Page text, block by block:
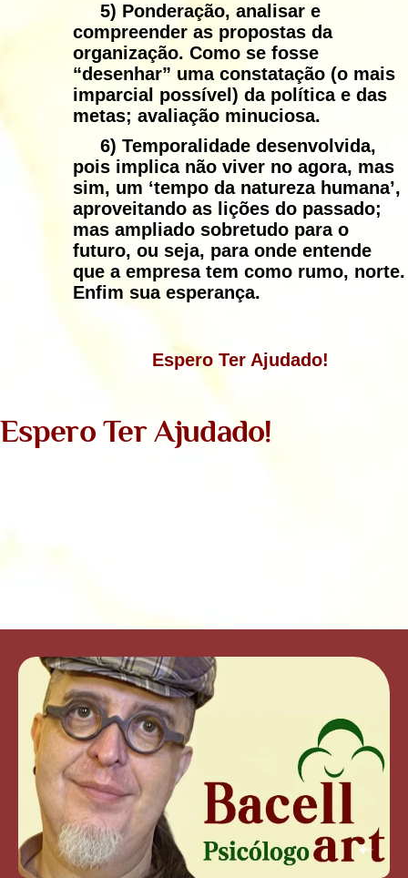
5) Ponderação, analisar e
compreender as propostas da
organização. Como se fosse
“desenhar” uma constatação (o mais
imparcial possível) da política e das
metas; avaliação minuciosa.
6) Temporalidade desenvolvida,
pois implica não viver no agora, mas
sim, um ‘tempo da natureza humana’,
aproveitando as lições do passado;
mas ampliado sobretudo para o
futuro, ou seja, para onde entende
que a empresa tem como rumo, norte.
Enfim sua esperança.
Espero Ter Ajudado!
Espero Ter Ajudado!